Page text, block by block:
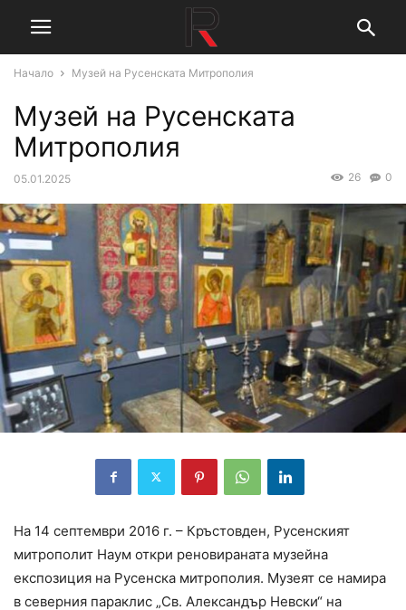
Начало Музей на Русенската Митрополия
Музей на Русенската
Митрополия
05.01.2025 0
26
На 14 септември 2016 г. – Кръстовден, Русенският
митрополит Наум откри реновираната музейна
експозиция на Русенска митрополия. Музеят се намира
в северния параклис „Св. Александър Невски“ на